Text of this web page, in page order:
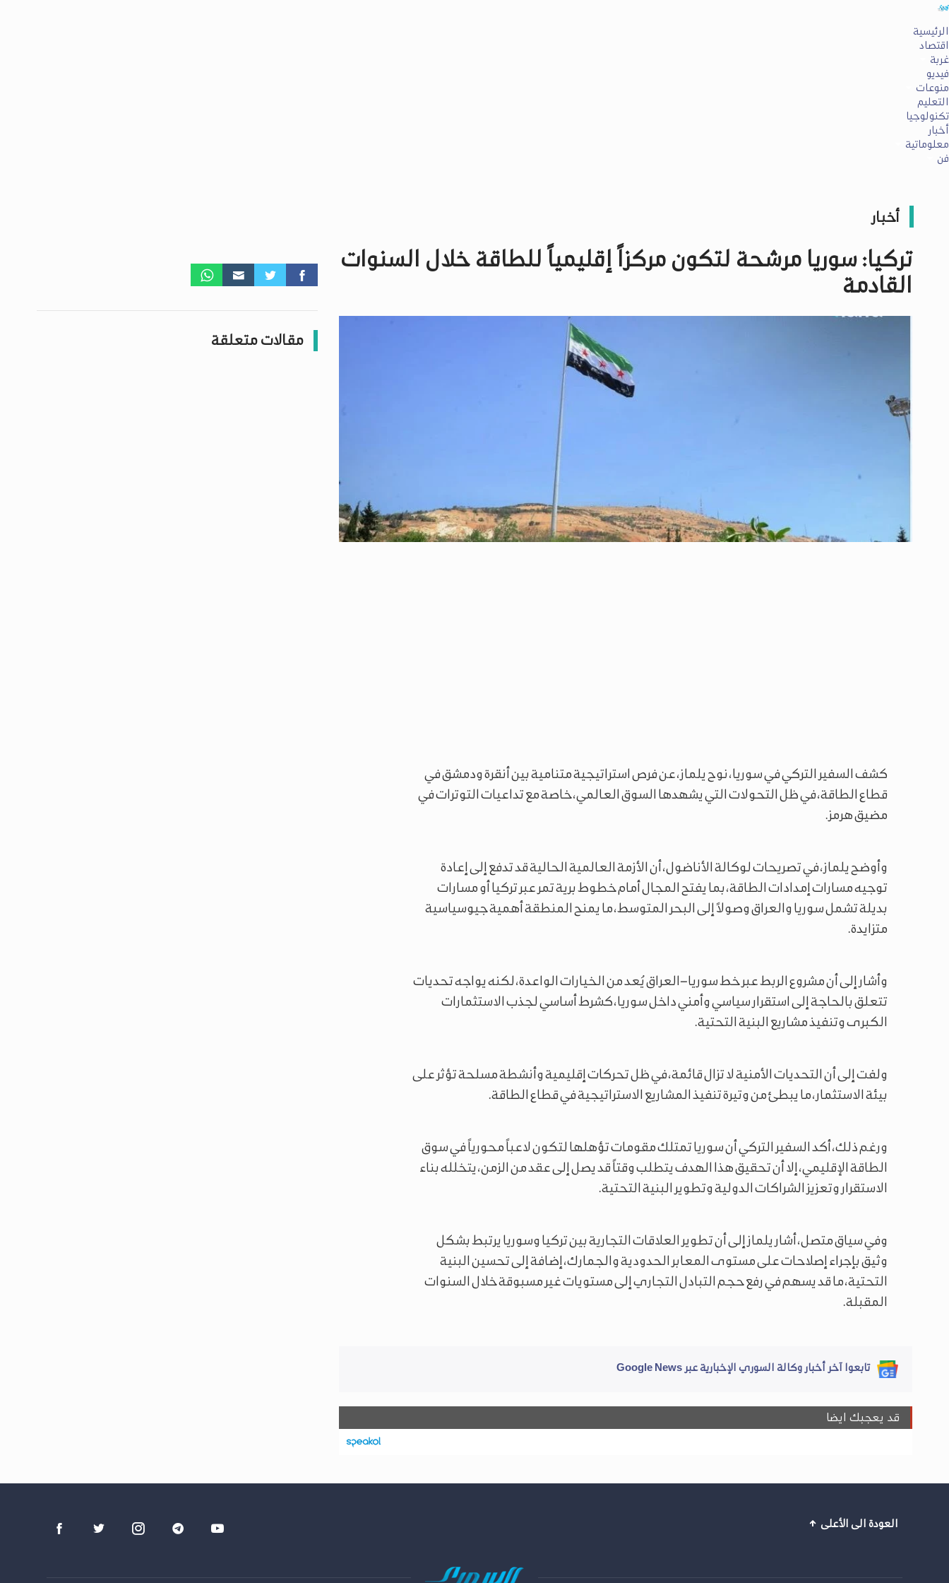
الرئيسية
اقتصاد
غربة
فيديو
منوعات
التعليم
تكنولوجيا
أخبار
معلوماتية
فن
أخبار
تركيا: سوريا مرشحة لتكون مركزاً إقليمياً للطاقة خلال السنوات
القادمة
كشف السفير التركي في سوريا، نوح يلماز، عن فرص استراتيجية متنامية بين أنقرة ودمشق في
قطاع الطاقة، في ظل التحولات التي يشهدها السوق العالمي، خاصة مع تداعيات التوترات في
مضيق هرمز.
وأوضح يلماز، في تصريحات لوكالة الأناضول، أن الأزمة العالمية الحالية قد تدفع إلى إعادة
توجيه مسارات إمدادات الطاقة، بما يفتح المجال أمام خطوط برية تمر عبر تركيا أو مسارات
بديلة تشمل سوريا والعراق وصولاً إلى البحر المتوسط، ما يمنح المنطقة أهمية جيوسياسية
متزايدة.
وأشار إلى أن مشروع الربط عبر خط سوريا–العراق يُعد من الخيارات الواعدة، لكنه يواجه تحديات
تتعلق بالحاجة إلى استقرار سياسي وأمني داخل سوريا، كشرط أساسي لجذب الاستثمارات
الكبرى وتنفيذ مشاريع البنية التحتية.
ولفت إلى أن التحديات الأمنية لا تزال قائمة، في ظل تحركات إقليمية وأنشطة مسلحة تؤثر على
بيئة الاستثمار، ما يبطئ من وتيرة تنفيذ المشاريع الاستراتيجية في قطاع الطاقة.
ورغم ذلك، أكد السفير التركي أن سوريا تمتلك مقومات تؤهلها لتكون لاعباً محورياً في سوق
الطاقة الإقليمي، إلا أن تحقيق هذا الهدف يتطلب وقتاً قد يصل إلى عقد من الزمن، يتخلله بناء
الاستقرار وتعزيز الشراكات الدولية وتطوير البنية التحتية.
وفي سياق متصل، أشار يلماز إلى أن تطوير العلاقات التجارية بين تركيا وسوريا يرتبط بشكل
وثيق بإجراء إصلاحات على مستوى المعابر الحدودية والجمارك، إضافة إلى تحسين البنية
التحتية، ما قد يسهم في رفع حجم التبادل التجاري إلى مستويات غير مسبوقة خلال السنوات
المقبلة.
تابعوا آخر أخبار وكالة السوري الإخبارية عبر Google News
قد يعجبك ايضا
مقالات متعلقة
العودة الى الأعلى